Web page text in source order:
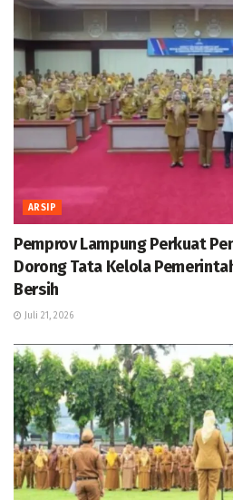
ARSIP
Pemprov Lampung Perkuat
Dorong Tata Kelola
Bersih
Juli 21, 2026